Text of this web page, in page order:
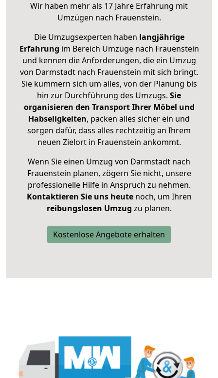
Wir haben mehr als 17 Jahre Erfahrung mit
Umzügen nach Frauenstein.
Die Umzugsexperten haben langjährige
Erfahrung im Bereich Umzüge nach Frauenstein
und kennen die Anforderungen, die ein Umzug
von Darmstadt nach Frauenstein mit sich bringt.
Sie kümmern sich um alles, von der Planung bis
hin zur Durchführung des Umzugs. Sie
organisieren den Transport Ihrer Möbel und
Habseligkeiten, packen alles sicher ein und
sorgen dafür, dass alles rechtzeitig an Ihrem
neuen Zielort in Frauenstein ankommt.
Wenn Sie einen Umzug von Darmstadt nach
Frauenstein planen, zögern Sie nicht, unsere
professionelle Hilfe in Anspruch zu nehmen.
Kontaktieren Sie uns heutenoch, um Ihren
reibungslosen Umzug zu planen.
Kostenlose Angebote erhalten